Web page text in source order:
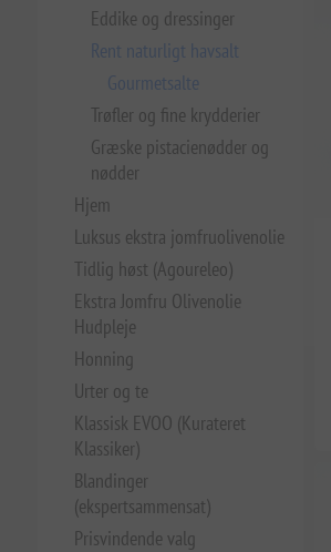
Eddike og dressinger
Rent naturligt havsalt
Gourmetsalte
Trøfler og fine krydderier
Græske pistacienødder og
nødder
Hjem
Luksus ekstra jomfruolivenolie
Tidlig høst (Agoureleo)
Ekstra Jomfru Olivenolie
Hudpleje
Honning
Urter og te
Klassisk EVOO (Kurateret
Klassiker)
Blandinger
(ekspertsammensat)
Prisvindende valg